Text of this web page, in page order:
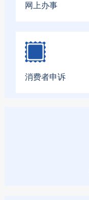
网上办事
消费者申诉